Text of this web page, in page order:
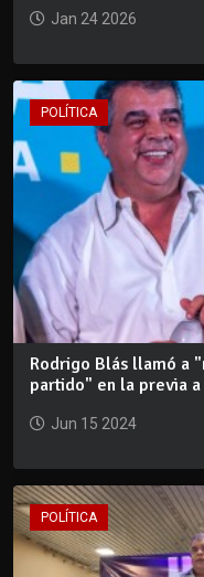
Jan 24 2026
POLÍTICA
Rodrigo Blás llamó a
partido" en la previa
Jun 15 2024
POLÍTICA